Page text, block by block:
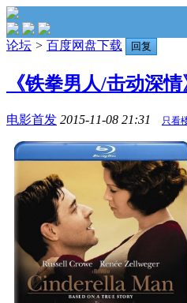
论坛 > 百度网盘下载 回复
《铁拳男人/击动深
电影首发 2015-11-08 21:31 只看